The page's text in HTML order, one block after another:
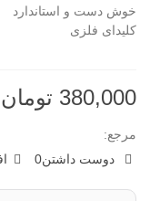
خوش دست و استاندارد
کلیدای فلزی
380,000 تومان
مرجع:
دوست داشتن0